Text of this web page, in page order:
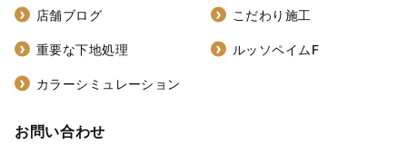
店舗ブログ こだわり施工
重要な下地処理 ルッソペイムF
カラーシミュレーション
お問い合わせ